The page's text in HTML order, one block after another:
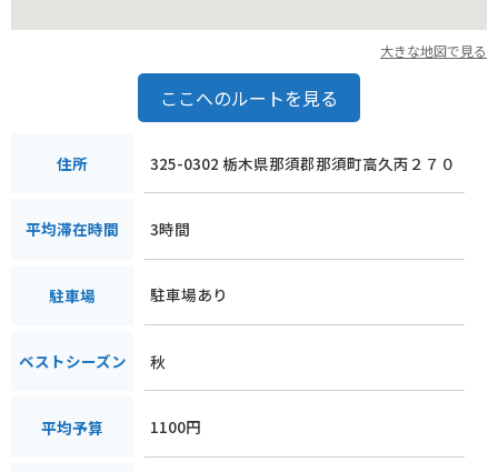
大きな地図で見る
ここへのルートを見る
住所 325-0302 栃木県那須郡那須町高久丙２７０
平均滞在時間 3時間
駐車場 駐車場あり
ベストシーズン 秋
平均予算 1100円